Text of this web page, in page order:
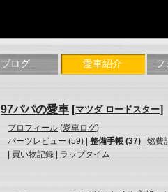
ブログ 愛車紹介 フ
97パパの愛車 [マツダ ロードスター]
プロフィール (愛車ログ)
パーツレビュー (59)
整備手帳 (37) 燃費
買い物記録 ラップタイム